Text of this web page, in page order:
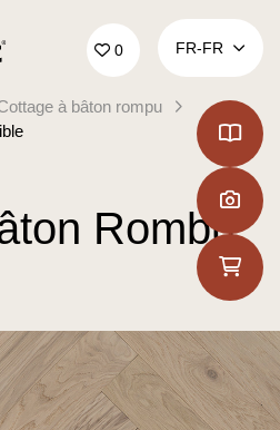
0 FR‑FR
à bâton rompu
Rombu